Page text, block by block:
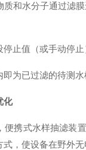
质和水分子通过滤
停止值（或手动停
即为已过滤的待测
化
便携式水样抽滤装
，使设备在野外